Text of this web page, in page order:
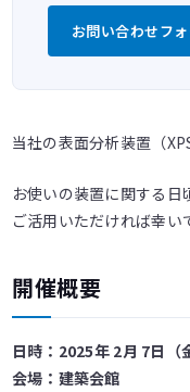
お問い合わせフ
当社の表面分析装置（
お使いの装置に関する
ご活用いただければ幸い
開催概要
日時：2025年 2月 7日（
会場：建築会館